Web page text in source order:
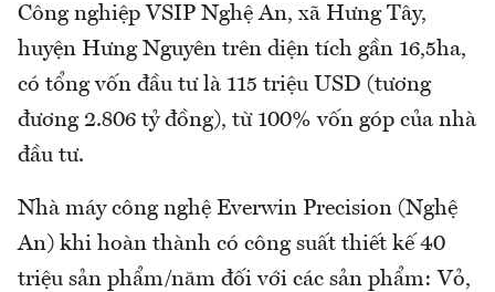
Công nghiệp VSIP Nghệ An, xã Hưng Tây,
huyện Hưng Nguyên trên diện tích gần 16,5ha,
có tổng vốn đầu tư là 115 triệu USD (tương
đương 2.806 tỷ đồng), từ 100% vốn góp của nhà
đầu tư.
Nhà máy công nghệ Everwin Precision (Nghệ
An) khi hoàn thành có công suất thiết kế 40
triệu sản phẩm/năm đối với các sản phẩm: Vỏ,